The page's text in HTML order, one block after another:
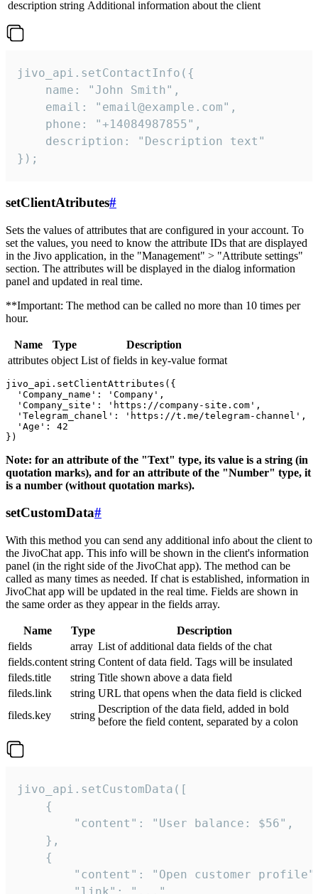
description string Additional information about the client
jivo_api.setContactInfo({
    name: "John Smith",
    email: "email@example.com",
    phone: "+14084987855",
    description: "Description text"
});
setClientAtributes#
Sets the values ​​of attributes that are configured in your account. To
set the values, you need to know the attribute IDs that are displayed
in the Jivo application, in the "Management" > "Attribute settings"
section. The attributes will be displayed in the dialog information
panel and updated in real time.
**Important: The method can be called no more than 10 times per
hour.
Name Type
Description
attributes object List of fields in key-value format
jivo_api.setClientAttributes({
  'Company_name': 'Company',
  'Company_site': 'https://company-site.com',
  'Telegram_chanel': 'https://t.me/telegram-channel',
  'Age': 42
Note: for an attribute of the "Text" type, its value is a string (in
quotation marks), and for an attribute of the "Number" type, it
is a number (without quotation marks).
setCustomData#
With this method you can send any additional info about the client to
the JivoChat app. This info will be shown in the client's information
panel (in the right side of the JivoChat app). The method can be
called as many times as needed. If chat is established, information in
JivoChat app will be updated in the real time. Fields are shown in
the same order as they appear in the fields array.
Name Type
Description
fields
array List of additional data fields of the chat
fields.content string Content of data field. Tags will be insulated
fileds.title
string Title shown above a data field
fileds.link
string URL that opens when the data field is clicked
fileds.key
string
Description of the data field, added in bold
before the field content, separated by a colon
jivo_api.setCustomData([
    {
        "content": "User balance: $56",
    },
    {
"content": "Open customer